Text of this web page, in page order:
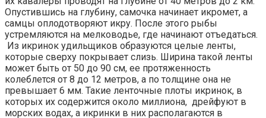
Опустившись на глубину, самочка начинает икромет, а
самцы оплодотворяют икру. После этого рыбы
устремляются на мелководье, где начинают отъедаться.
Из икринок удильщиков образуются целые ленты,
которые сверху покрывает слизь. Ширина такой ленты
может быть от 50 до 90 см, ее протяженность
колеблется от 8 до 12 метров, а по толщине она не
превышает 6 мм. Такие ленточные плоты икринок, в
которых их содержится около миллиона, дрейфуют в
морских водах, а икринки в них располагаются в